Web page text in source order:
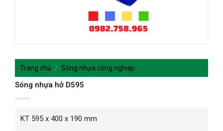
Trang chủ / Sóng nhựa công nghiệp
Sóng nhựa hở D595
KT 595 x 400 x 190 mm